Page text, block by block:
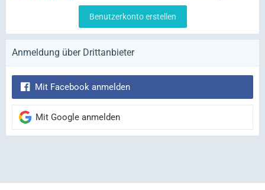
Benutzerkonto erstellen
Anmeldung über Drittanbieter
Mit Facebook anmelden
Mit Google anmelden